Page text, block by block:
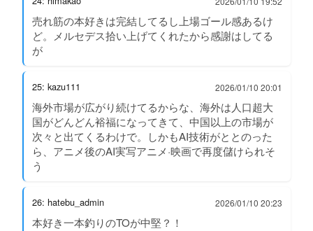
売れ筋の本好きは完結してるし上場ゴール感あるけ
ど。メルセデス拾い上げてくれたから感謝はしてる
が
25: kazu111 2026/01/10 20:01
海外市場が広がり続けてるからな、海外は人口超大
国がどんどん裕福になってきて、中国以上の市場が
次々と出てくるわけで。しかもAI技術がととのった
ら、アニメ後のAI実写アニメ·映画で再度儲けられそ
う
26: hatebu_admin 2026/01/10 20:23
本好き一本釣りのTOが中堅？！